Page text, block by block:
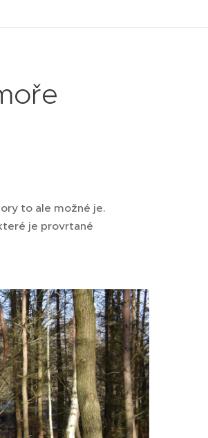
to ale možné je.
je provrtané